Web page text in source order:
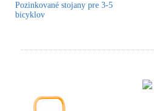
Pozinkované stojany pre 3-5
bicyklov